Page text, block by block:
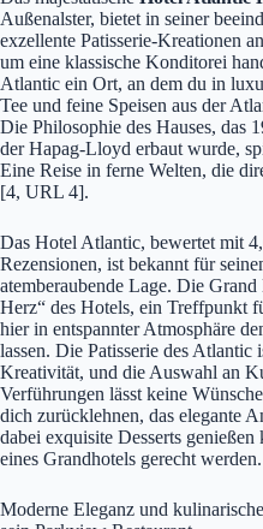
Außenalster, bietet in seiner
exzellente Patisserie-Kreationen
um eine klassische Konditorei
Atlantic ein Ort, an dem du in
Tee und feine Speisen aus der
Die Philosophie des Hauses, das
der Hapag-Lloyd erbaut wurde,
Eine Reise in ferne Welten, die
[4, URL 4].
Das Hotel Atlantic, bewertet mit
Rezensionen, ist bekannt für
atemberaubende Lage. Die
Herz“ des Hotels, ein Treffpunkt
hier in entspannter Atmosphäre
lassen. Die Patisserie des
Kreativität, und die Auswahl an
Verführungen lässt keine
dich zurücklehnen, das elegante
dabei exquisite Desserts
eines Grandhotels gerecht werden.
Moderne Eleganz und